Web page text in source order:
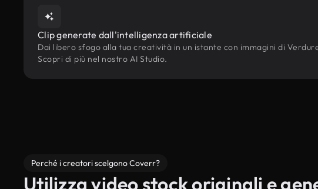
Clip generate dall'intelligenza artificiale
Dai libero sfogo alla tua creatività in un istante con immagini di
Scopri di più nel nostro AI Studio.
Perché i creatori scelgono Coverr?
Utilizza video stock originali e